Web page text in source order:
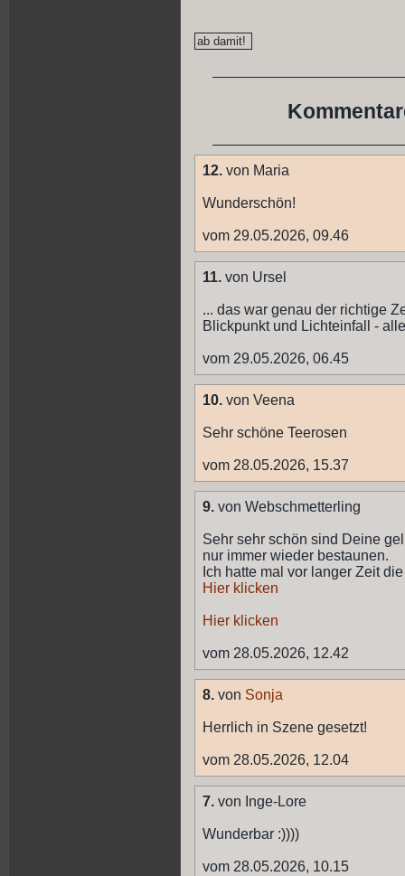
12. von Maria
Wunderschön!
vom 29.05.2026, 09.46
11. von Ursel
... das war genau der richtige
Blickpunkt und Lichteinfall -
vom 29.05.2026, 06.45
10. von Veena
Sehr schöne Teerosen
vom 28.05.2026, 15.37
9. von Webschmetterling
Sehr sehr schön sind Deine
nur immer wieder bestaunen.
Ich hatte mal vor langer Zeit
Hier klicken
Hier klicken
vom 28.05.2026, 12.42
8. von Sonja
Herrlich in Szene gesetzt!
vom 28.05.2026, 12.04
7. von Inge-Lore
Wunderbar :))))
vom 28.05.2026, 10.15